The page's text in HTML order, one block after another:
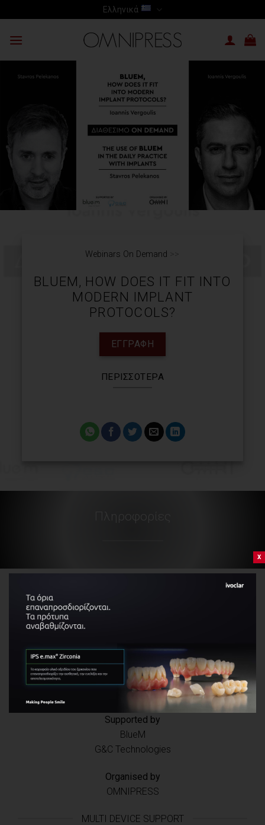
to
content
Ελληνικά
Webinars On Demand >>
BLUEM, HOW DOES IT FIT INTO
MODERN IMPLANT
PROTOCOLS?
ΕΓΓΡΑΦΉ
ΠΕΡΙΣΣΌΤΕΡΑ
Πληροφορίες
Ioannis Vergoulis
Title: BlueM, how does it fit into modern implant
Stavros Pelekanos
Title: “The use of blue em in the daily practice with
implants”
Supported by
BlueM
G&C Technologies
Organised by
OMNIPRESS
MULTI DEVICE SUPPORT
x